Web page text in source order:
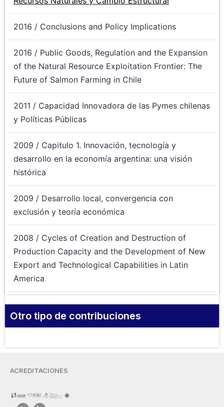
2016 / Conclusions and Policy Implications
2016 / Public Goods, Regulation and the Expansion
of the Natural Resource Exploitation Frontier: The
Future of Salmon Farming in Chile
2011 / Capacidad Innovadora de las Pymes chilenas
y Políticas Públicas
2009 / Capitulo 1. Innovación, tecnología y
desarrollo en la economía argentina: una visión
histórica
2009 / Desarrollo local, convergencia con
exclusión y teoría económica
2008 / Cycles of Creation and Destruction of
Production Capacity and the Development of New
Export and Technological Capabilities in Latin
America
Otro tipo de contribuciones
ACREDITACIONES